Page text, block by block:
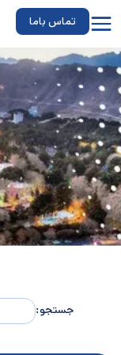
تماس باما
جستجو: